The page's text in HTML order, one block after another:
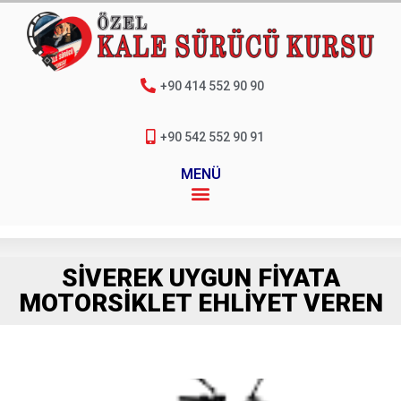
+90 414 552 90 90
+90 542 552 90 91
MENÜ
SIVEREK UYGUN FIYATA
MOTORSIKLET EHLIYET VEREN